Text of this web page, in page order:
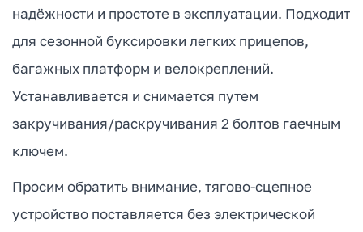
надёжности и простоте в эксплуатации. Подходит
для сезонной буксировки легких прицепов,
багажных платформ и велокреплений.
Устанавливается и снимается путем
закручивания/раскручивания 2 болтов гаечным
ключем.
Просим обратить внимание, тягово-сцепное
устройство поставляется без электрической